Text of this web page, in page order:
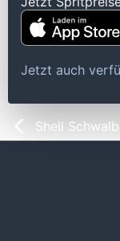
Jetzt auch
Shell